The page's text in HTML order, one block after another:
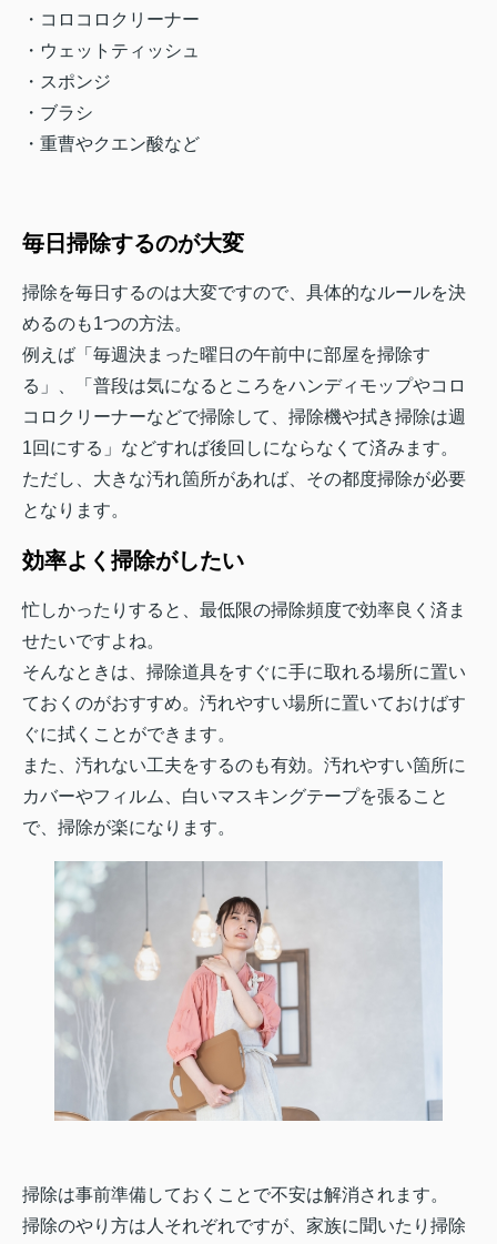
・コロコロクリーナー
・ウェットティッシュ
・スポンジ
・ブラシ
・重曹やクエン酸など
毎日掃除するのが大変
掃除を毎日するのは大変ですので、具体的なルールを決
めるのも1つの方法。
例えば「毎週決まった曜日の午前中に部屋を掃除す
る」、「普段は気になるところをハンディモップやコロ
コロクリーナーなどで掃除して、掃除機や拭き掃除は週
1回にする」などすれば後回しにならなくて済みます。
ただし、大きな汚れ箇所があれば、その都度掃除が必要
となります。
効率よく掃除がしたい
忙しかったりすると、最低限の掃除頻度で効率良く済ま
せたいですよね。
そんなときは、掃除道具をすぐに手に取れる場所に置い
ておくのがおすすめ。汚れやすい場所に置いておけばす
ぐに拭くことができます。
また、汚れない工夫をするのも有効。汚れやすい箇所に
カバーやフィルム、白いマスキングテープを張ること
で、掃除が楽になります。
掃除は事前準備しておくことで不安は解消されます。
掃除のやり方は人それぞれですが、家族に聞いたり掃除